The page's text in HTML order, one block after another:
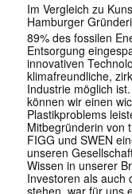
Im Vergleich zu
Hamburger
89% des fossilen
Entsorgung
innovativen
klimafreundliche,
Industrie möglich
können wir einen
Plastikproblems
Mitbegründerin von
FIGG und SWEN
unseren
Wissen in unserer
Investoren als auch